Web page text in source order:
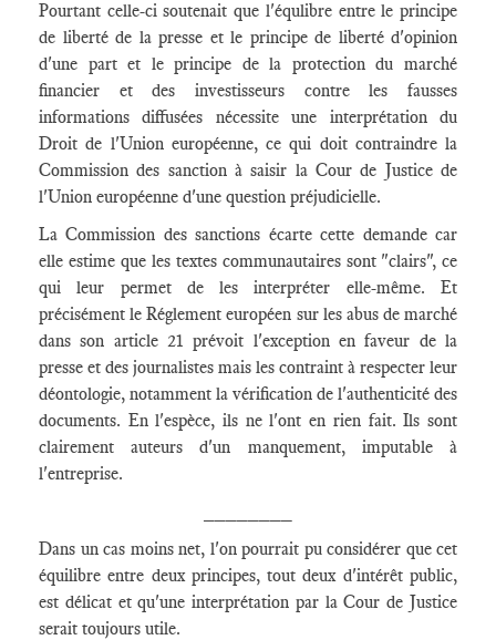
Pourtant celle-ci soutenait que l'équlibre entre le principe
de liberté de la presse et le principe de liberté d'opinion
d'une part et le principe de la protection du marché
financier et des investisseurs contre les fausses
informations diffusées nécessite une interprétation du
Droit de l'Union européenne, ce qui doit contraindre la
Commission des sanction à saisir la Cour de Justice de
l'Union européenne d'une question préjudicielle.
La Commission des sanctions écarte cette demande car
elle estime que les textes communautaires sont "clairs", ce
qui leur permet de les interpréter elle-même. Et
précisément le Réglement européen sur les abus de marché
dans son article 21 prévoit l'exception en faveur de la
presse et des journalistes mais les contraint à respecter leur
déontologie, notamment la vérification de l'authenticité des
documents. En l'espèce, ils ne l'ont en rien fait. Ils sont
clairement auteurs d'un manquement, imputable à
l'entreprise.
Dans un cas moins net, l'on pourrait pu considérer que cet
équilibre entre deux principes, tout deux d'intérêt public,
est délicat et qu'une interprétation par la Cour de Justice
serait toujours utile.